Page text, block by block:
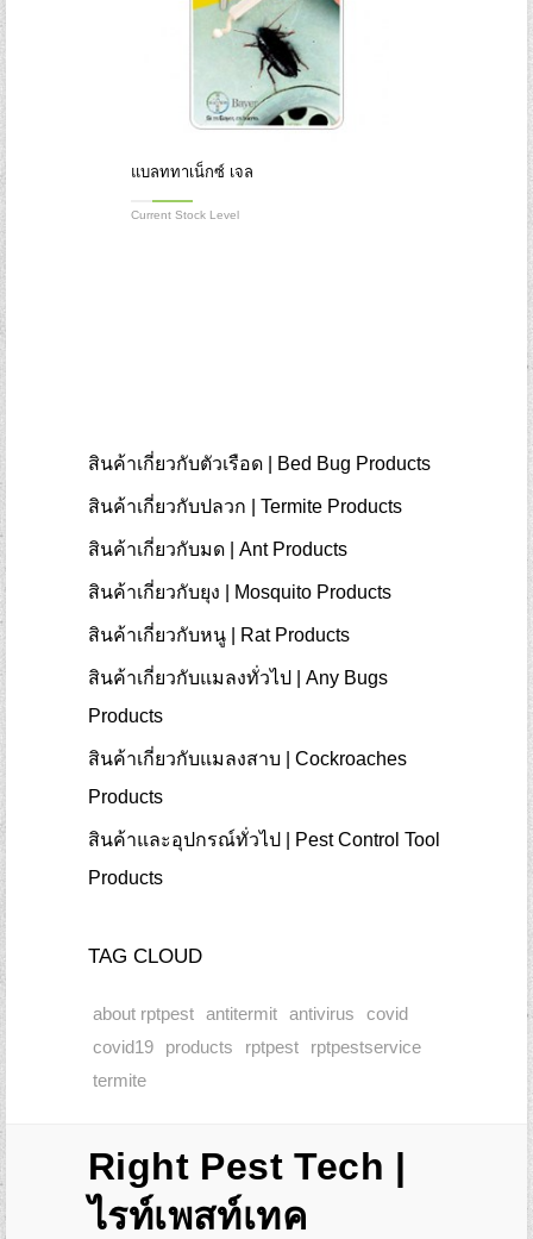
แบลททาเน็กซ์ เจล
Current Stock Level
สินค้าเกี่ยวกับตัวเรือด | Bed Bug Products
สินค้าเกี่ยวกับปลวก | Termite Products
สินค้าเกี่ยวกับมด | Ant Products
สินค้าเกี่ยวกับยุง | Mosquito Products
สินค้าเกี่ยวกับหนู | Rat Products
สินค้าเกี่ยวกับแมลงทั่วไป | Any Bugs
Products
สินค้าเกี่ยวกับแมลงสาบ | Cockroaches
Products
สินค้าและอุปกรณ์ทั่วไป | Pest Control Tool
Products
TAG CLOUD
about rptpest antitermit antivirus
covid
covid19
products rptpest
rptpestservice
termite
Right Pest Tech |
ไรท์เพสท์เทค